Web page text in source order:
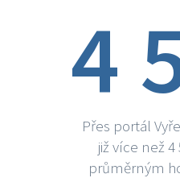
4
Přes portál
již více než 4
průměrným